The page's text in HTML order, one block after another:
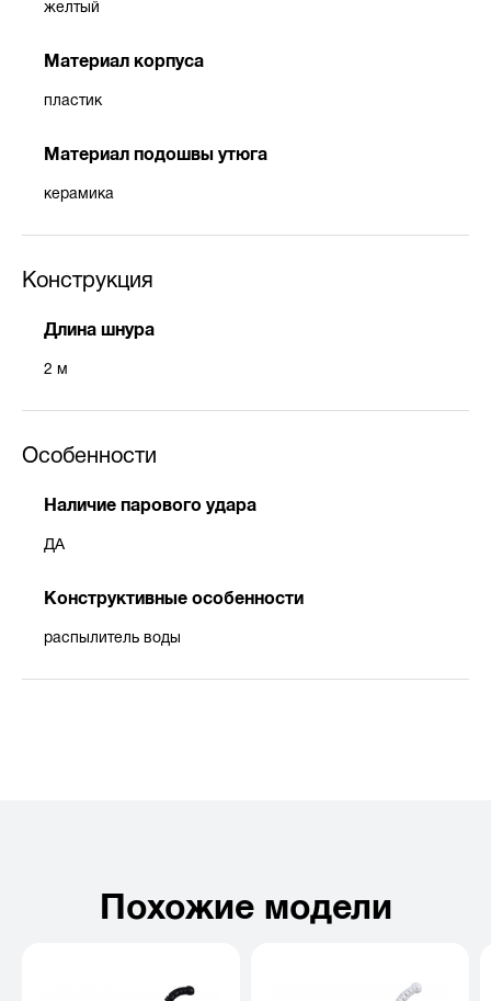
желтый
Материал корпуса
пластик
Материал подошвы утюга
керамика
Конструкция
Длина шнура
2 м
Особенности
Наличие парового удара
ДА
Конструктивные особенности
распылитель воды
Похожие модели